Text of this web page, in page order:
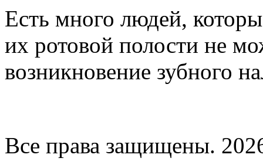
Есть много людей,
их ротовой полости не
возникновение зубного
Все права защищены.